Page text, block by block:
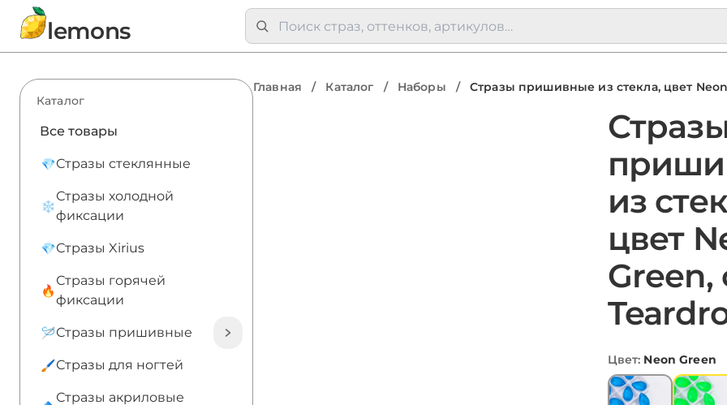
lemons
Каталог
Все товары
Стразы стеклянные
Стразы холодной
фиксации
Стразы Xirius
Стразы горячей
фиксации
Стразы пришивные
Стразы для ногтей
Стразы акриловые
Главная / Каталог / Наборы / Стразы пришивные из стекла, цвет
из
цвет
Цвет: Neon Green